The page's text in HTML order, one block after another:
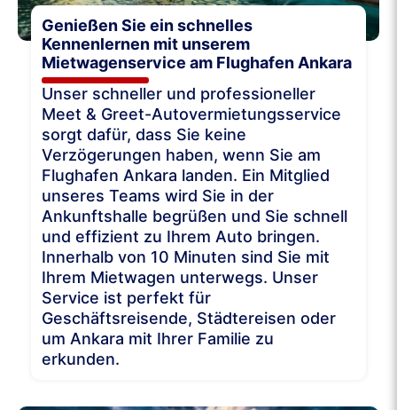
Genießen Sie ein schnelles
Kennenlernen mit unserem
Mietwagenservice am Flughafen Ankara
Unser schneller und professioneller
Meet & Greet-Autovermietungsservice
sorgt dafür, dass Sie keine
Verzögerungen haben, wenn Sie am
Flughafen Ankara landen. Ein Mitglied
unseres Teams wird Sie in der
Ankunftshalle begrüßen und Sie schnell
und effizient zu Ihrem Auto bringen.
Innerhalb von 10 Minuten sind Sie mit
Ihrem Mietwagen unterwegs. Unser
Service ist perfekt für
Geschäftsreisende, Städtereisen oder
um Ankara mit Ihrer Familie zu
erkunden.